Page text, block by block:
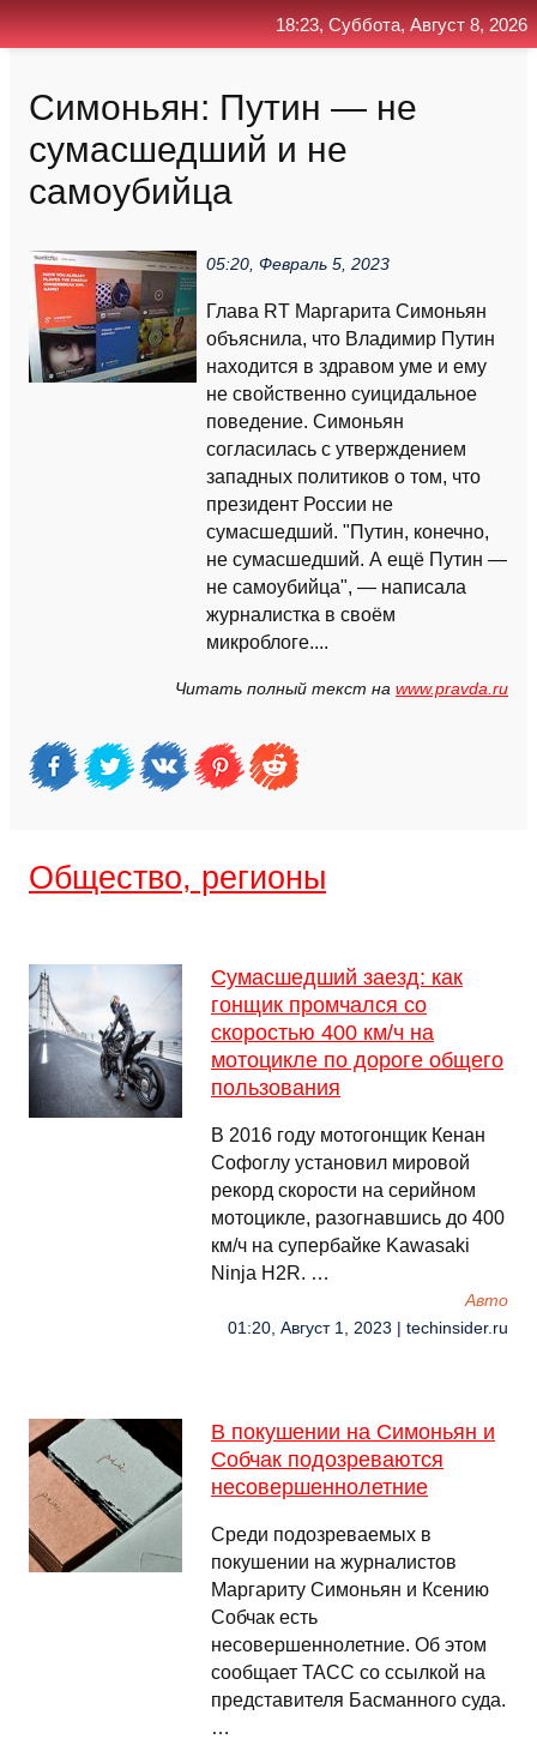
Симоньян: Путин — не
сумасшедший и не
самоубийца
05:20, Февраль 5, 2023
Глава RT Маргарита Симоньян
объяснила, что Владимир Путин
находится в здравом уме и ему
не свойственно суицидальное
поведение. Симоньян
согласилась с утверждением
западных политиков о том, что
президент России не
сумасшедший. "Путин, конечно,
не сумасшедший. А ещё Путин —
не самоубийца", — написала
журналистка в своём
микроблоге....
Читать полный текст на www.pravda.ru
Общество, регионы
Сумасшедший заезд: как
гонщик промчался со
скоростью 400 км/ч на
мотоцикле по дороге общего
пользования
В 2016 году мотогонщик Кенан
Софоглу установил мировой
рекорд скорости на серийном
мотоцикле, разогнавшись до 400
км/ч на супербайке Kawasaki
Ninja H2R. …
Авто
01:20, Август 1, 2023 | techinsider.ru
В покушении на Симоньян и
Собчак подозреваются
несовершеннолетние
Среди подозреваемых в
покушении на журналистов
Маргариту Симоньян и Ксению
Собчак есть
несовершеннолетние. Об этом
сообщает ТАСС со ссылкой на
представителя Басманного суда.
…
18:23, Суббота, Август 8, 2026